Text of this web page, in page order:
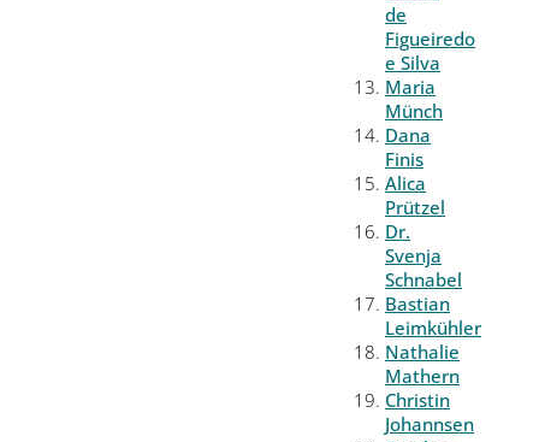
de
Figueiredo
e Silva
Maria
Münch
Dana
Finis
Alica
Prützel
Dr.
Svenja
Schnabel
Bastian
Leimkühler
Nathalie
Mathern
Christin
Johannsen